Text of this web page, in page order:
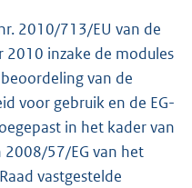
2010/713/EU van de
2010 inzake de modules
van de
voor gebruik en de EG-
in het kader van
57/EG van het
vastgestelde